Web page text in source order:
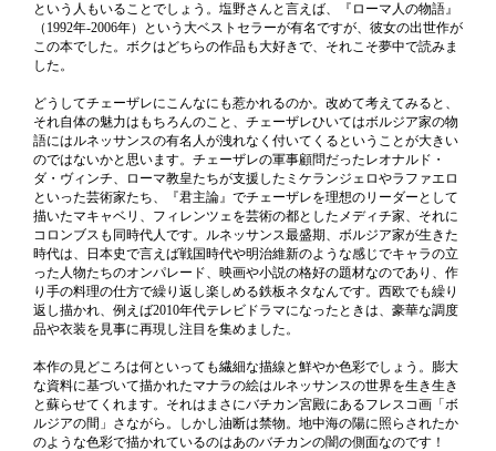
という人もいることでしょう。塩野さんと言えば、『ローマ人の物語』
（1992年-2006年）という大ベストセラーが有名ですが、彼女の出世作が
この本でした。ボクはどちらの作品も大好きで、それこそ夢中で読みま
した。
どうしてチェーザレにこんなにも惹かれるのか。改めて考えてみると、
それ自体の魅力はもちろんのこと、チェーザレひいてはボルジア家の物
語にはルネッサンスの有名人が洩れなく付いてくるということが大きい
のではないかと思います。チェーザレの軍事顧問だったレオナルド・
ダ・ヴィンチ、ローマ教皇たちが支援したミケランジェロやラファエロ
といった芸術家たち、『君主論』でチェーザレを理想のリーダーとして
描いたマキャベリ、フィレンツェを芸術の都としたメディチ家、それに
コロンブスも同時代人です。ルネッサンス最盛期、ボルジア家が生きた
時代は、日本史で言えば戦国時代や明治維新のような感じでキャラの立
った人物たちのオンパレード、映画や小説の格好の題材なのであり、作
り手の料理の仕方で繰り返し楽しめる鉄板ネタなんです。西欧でも繰り
返し描かれ、例えば2010年代テレビドラマになったときは、豪華な調度
品や衣装を見事に再現し注目を集めました。
本作の見どころは何といっても繊細な描線と鮮やか色彩でしょう。膨大
な資料に基づいて描かれたマナラの絵はルネッサンスの世界を生き生き
と蘇らせてくれます。それはまさにバチカン宮殿にあるフレスコ画「ボ
ルジアの間」さながら。しかし油断は禁物。地中海の陽に照らされたか
のような色彩で描かれているのはあのバチカンの闇の側面なのです！